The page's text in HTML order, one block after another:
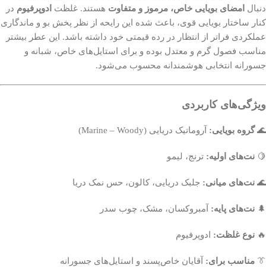
دنبال امضای بویایی خاص، مرموز و متفاوت هستند. غلظت ادوپرفیوم در
کنار ساختار بویایی قوی، باعث شده این رایحه از نظر پخش بو و ماندگاری
عملکردی فراتر از انتظار در رده قیمتی خود داشته باشد. این عطر بیشتر
مناسب فصول گرم و معتدل بوده و برای استایل‌های خاص، شبانه و
جسورانه انتخابی هوشمندانه محسوب می‌شود.
ویژگی‌های کاربردی
🌊گروه بویایی: آروماتیک دریایی (Marine – Woody)
🍋 نت‌های اولیه: ترنج، لیمو
🌊 نت‌های میانی: جلبک دریایی، کالون، حس نمک دریا
🌲 نت‌های پایه: آمبروکسان، مشک، چوب سدر
🔥 نوع غلظت: ادوپرفیوم
👔 مناسب برای: آقایان خاص‌پسند و استایل‌های جسورانه